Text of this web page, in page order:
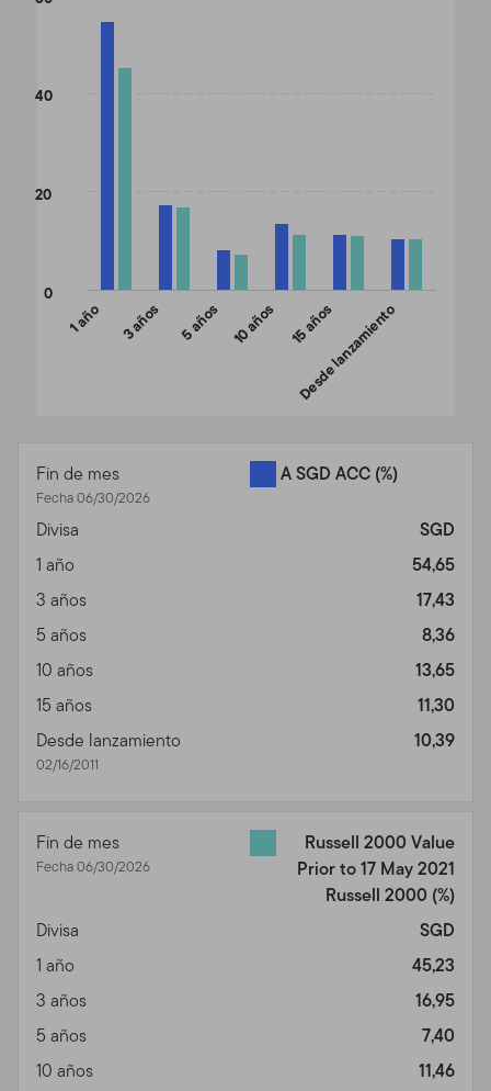
Bar chart with 2 data series.
1 año 3 años 5 años 10 años 15 años
Desde lanzamiento
0
20
40
Fin de mes
Fecha 06/30/2026
A SGD ACC (%)
Divisa
SGD
1 año
54,65
3 años
17,43
5 años
8,36
10 años
13,65
15 años
11,30
Desde lanzamiento
02/16/2011
10,39
Fin de mes
Fecha 06/30/2026
Russell 2000 Value
Prior to 17 May 2021
Russell 2000 (%)
Divisa
SGD
1 año
45,23
3 años
16,95
5 años
7,40
10 años
11,46